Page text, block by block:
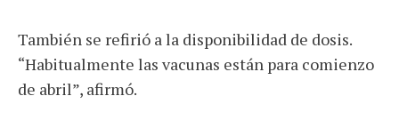
También se refirió a la disponibilidad de dosis.
“Habitualmente las vacunas están para comienzo
de abril”, afirmó.